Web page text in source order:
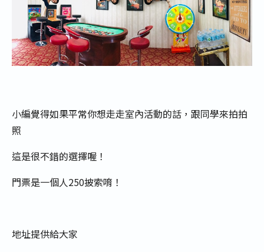
小編覺得如果平常你想走走室內活動的話，跟同學來拍拍
照
這是很不錯的選擇喔！
門票是一個人250披索唷！
地址提供給大家